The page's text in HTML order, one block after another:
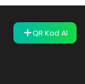
QR Kod Al